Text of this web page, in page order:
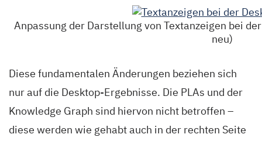
Anpassung der Darstellung von Textanzeigen bei
neu)
Diese fundamentalen Änderungen beziehen sich
nur auf die Desktop-Ergebnisse. Die PLAs und der
Knowledge Graph sind hiervon nicht betroffen –
diese werden wie gehabt auch in der rechten Seite